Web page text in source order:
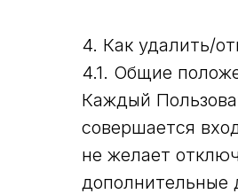
4. Как удалить/
4.1. Общие
Каждый
совершается
не желает
дополнительные